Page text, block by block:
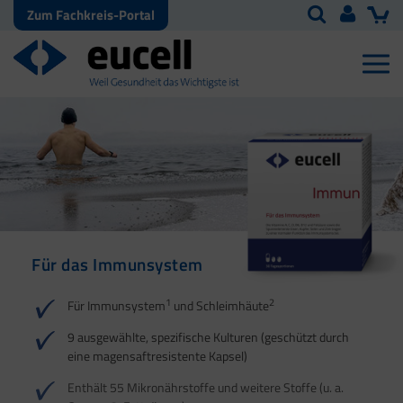
Zum Fachkreis-Portal
Für das Immunsystem
Für Immunsystem1 und Schleimhäute2
9 ausgewählte, spezifische Kulturen (geschützt durch
eine magensaftresistente Kapsel)
Enthält 55 Mikronährstoffe und weitere Stoffe (u. a.
Für Haut, Haare und
4
Für Ihre natürliche